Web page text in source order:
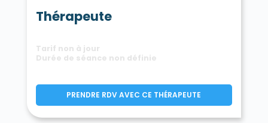
Thérapeute
Tarif non à jour
Durée de séance non définie
PRENDRE RDV AVEC CE THÉRAPEUTE